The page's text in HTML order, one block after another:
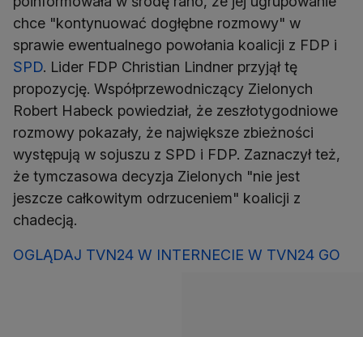
chce "kontynuować dogłębne rozmowy" w
sprawie ewentualnego powołania koalicji z FDP i
SPD. Lider FDP Christian Lindner przyjął tę
propozycję. Współprzewodniczący Zielonych
Robert Habeck powiedział, że zeszłotygodniowe
rozmowy pokazały, że największe zbieżności
występują w sojuszu z SPD i FDP. Zaznaczył też,
że tymczasowa decyzja Zielonych "nie jest
jeszcze całkowitym odrzuceniem" koalicji z
chadecją.
OGLĄDAJ TVN24 W INTERNECIE W TVN24 GO